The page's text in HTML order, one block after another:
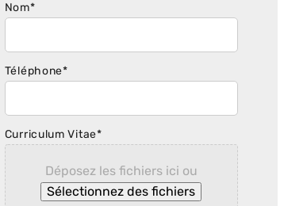
Nom*
Téléphone*
Curriculum Vitae*
Déposez les fichiers ici ou
Sélectionnez des fichiers